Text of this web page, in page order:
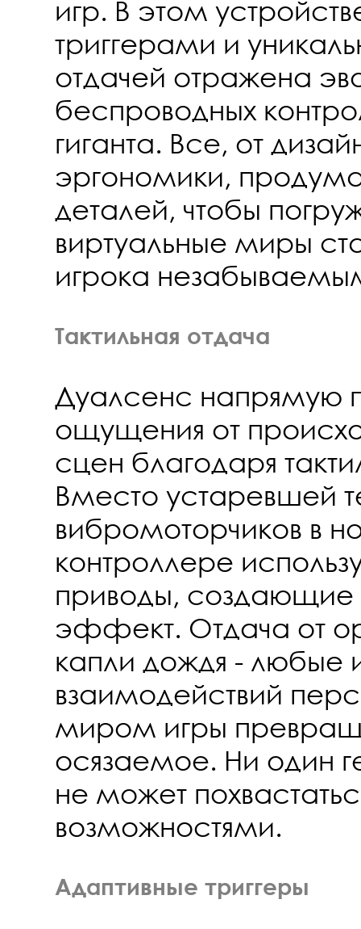
игр. В этом
триггерами и
отдачей отражена
беспроводных
гиганта. Все, от
эргономики,
деталей, чтобы
виртуальные миры
игрока
Тактильная отдача
Дуалсенс напрямую
ощущения от
сцен благодаря
Вместо устаревшей
вибромоторчиков в
контроллере
приводы, создающие
эффект. Отдача от
капли дождя - любые
взаимодействий
миром игры
осязаемое. Ни один
не может
возможностями.
Адаптивные триггеры